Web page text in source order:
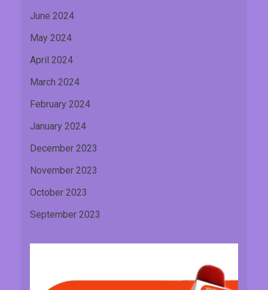
June 2024
May 2024
April 2024
March 2024
February 2024
January 2024
December 2023
November 2023
October 2023
September 2023